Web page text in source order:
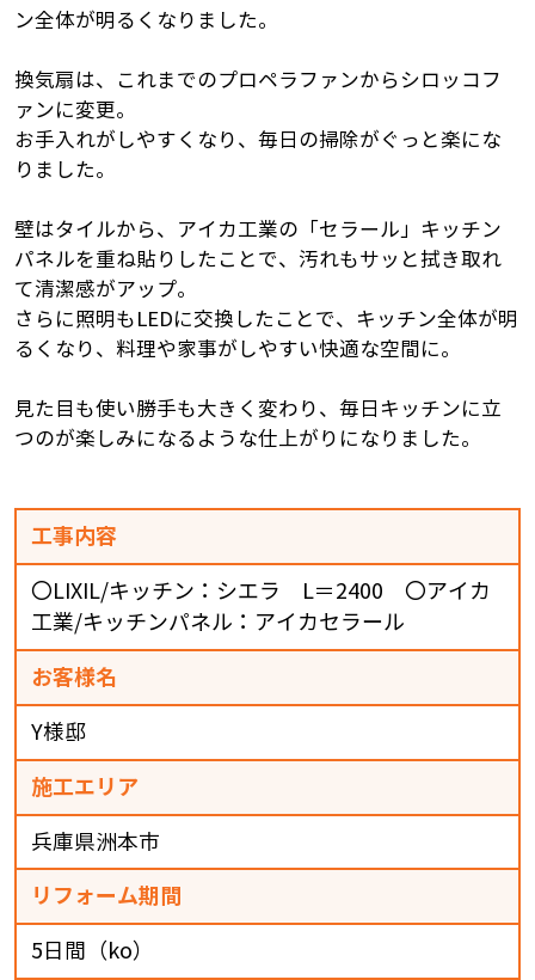
ン全体が明るくなりました。
換気扇は、これまでのプロペラファンからシロッコフ
ァンに変更。
お手入れがしやすくなり、毎日の掃除がぐっと楽にな
りました。
壁はタイルから、アイカ工業の「セラール」キッチン
パネルを重ね貼りしたことで、汚れもサッと拭き取れ
て清潔感がアップ。
さらに照明もLEDに交換したことで、キッチン全体が明
るくなり、料理や家事がしやすい快適な空間に。
見た目も使い勝手も大きく変わり、毎日キッチンに立
つのが楽しみになるような仕上がりになりました。
工事内容
〇LIXIL/キッチン：シエラ L＝2400 〇アイカ
工業/キッチンパネル：アイカセラール
お客様名
Y様邸
施工エリア
兵庫県洲本市
リフォーム期間
5日間（ko）